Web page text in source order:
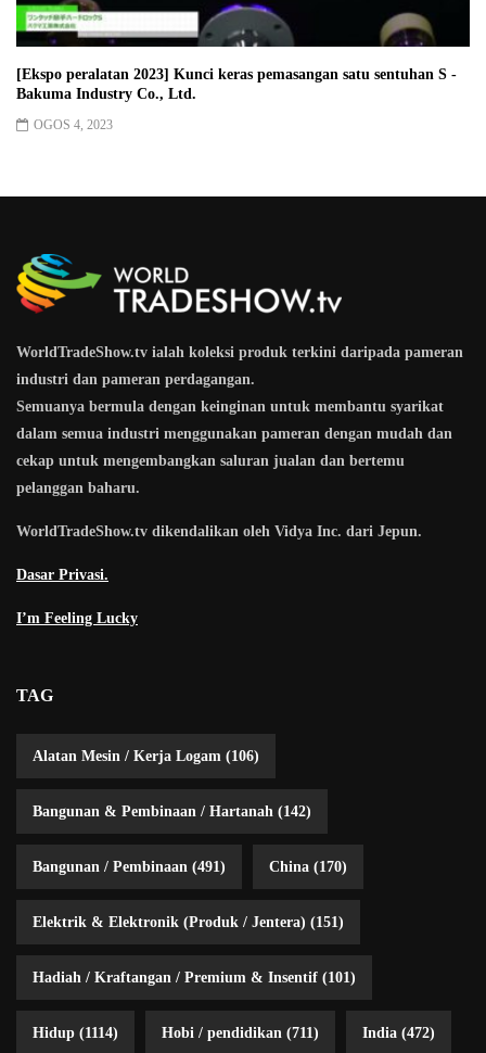
[Ekspo peralatan 2023] Kunci keras pemasangan satu sentuhan S -
Bakuma Industry Co., Ltd.
OGOS 4, 2023
WorldTradeShow.tv ialah koleksi produk terkini daripada pameran
industri dan pameran perdagangan.
Semuanya bermula dengan keinginan untuk membantu syarikat
dalam semua industri menggunakan pameran dengan mudah dan
cekap untuk mengembangkan saluran jualan dan bertemu
pelanggan baharu.
WorldTradeShow.tv dikendalikan oleh Vidya Inc. dari Jepun.
Dasar Privasi.
I’m Feeling Lucky
TAG
Alatan Mesin / Kerja Logam (106)
Bangunan & Pembinaan / Hartanah (142)
Bangunan / Pembinaan (491) China (170)
Elektrik & Elektronik (Produk / Jentera) (151)
Hadiah / Kraftangan / Premium & Insentif (101)
Hidup (1114) Hobi / pendidikan (711) India (472)